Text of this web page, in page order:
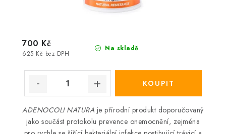
Na skladě
625 Kč bez DPH
700 Kč
ADENOCOLI NATURA je přírodní produkt doporučovaný
jako součást protokolu prevence onemocnění, zejména